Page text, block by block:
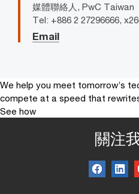
媒體聯絡人, PwC Taiwan
Tel: +886 2 27296666,
Email
We help you meet tomorrow’s
compete at a speed that
See how
關注